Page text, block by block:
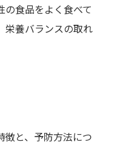
の食品をよく食べて
栄養バランスの取れ
徴と、予防方法につ